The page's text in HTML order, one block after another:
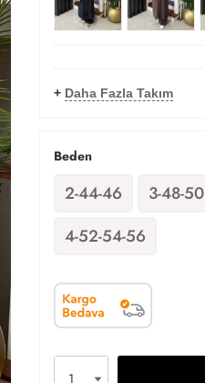
+ Daha Fazla Takım
Beden
2-44-46 3-48-50
4-52-54-56